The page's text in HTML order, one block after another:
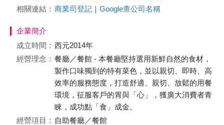
相關連結： 商業司登記 ｜ Google查公司名稱
企業簡介
成立時間： 西元2014年
經營理念： 餐廳／餐館 - 本餐廳堅持選用新鮮自然的食材，
製作口味獨到的特有菜色，並以親切、即時、高
效率的服務態度，打造舒適、親切、放鬆的用餐
環境，征服客戶的胃與「心」，獲廣大消費者青
睞，成功點「食」成金。
經營項目： 自助餐廳／餐館